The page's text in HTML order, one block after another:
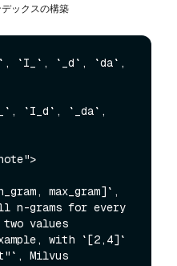
ックスの構築
`I_`, `_d`, `da`,
`I_d`, `_da`,
max_gram]`,
n-grams for every
values
with `[2,4]`
Milvus